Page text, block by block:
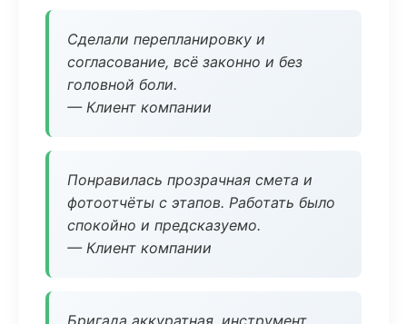
Сделали перепланировку и
согласование, всё законно и без
головной боли.
— Клиент компании
Понравилась прозрачная смета и
фотоотчёты с этапов. Работать было
спокойно и предсказуемо.
— Клиент компании
Бригада аккуратная, инструмент